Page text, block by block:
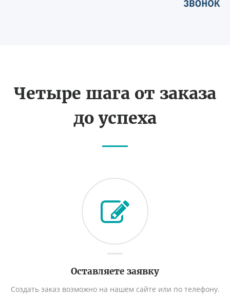
Четыре шага от заказа
до успеха
Оставляете заявку
Создать заказ возможно на нашем сайте или по телефону.